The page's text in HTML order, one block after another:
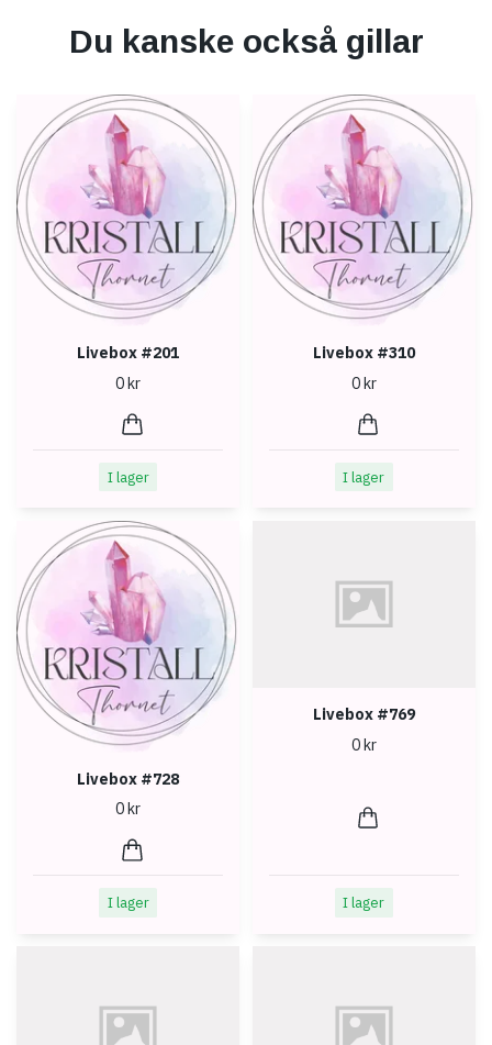
Du kanske också gillar
Livebox #201
0 kr
I lager
Livebox #310
0 kr
I lager
Livebox #728
0 kr
I lager
Livebox #769
0 kr
I lager